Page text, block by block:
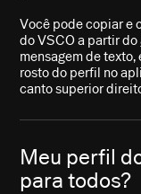
Você pode copiar e
do VSCO a partir do
mensagem de
rosto do perfil no
canto superior
Meu perfil
para todos?